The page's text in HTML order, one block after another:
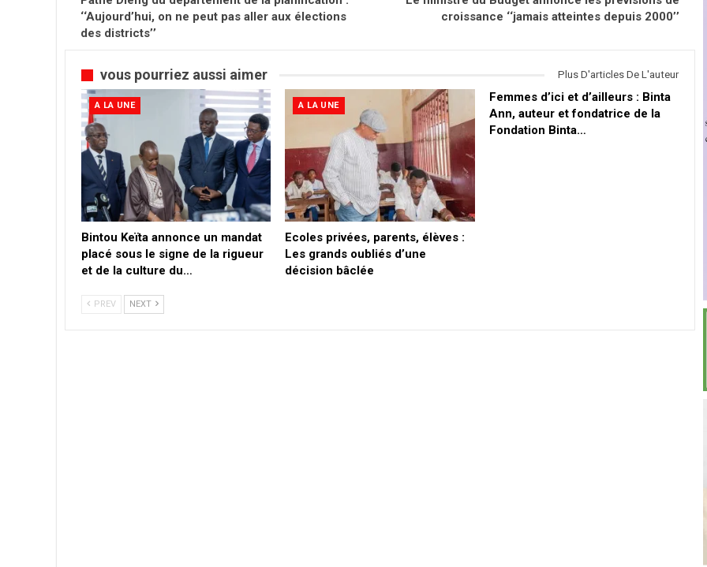
‘‘Aujourd’hui, on ne peut pas aller aux élections
des districts’’
croissance ‘‘jamais atteintes depuis 2000’’
vous pourriez aussi aimer Plus D'articles De L'auteur
A LA UNE
Bintou Keïta annonce un mandat
placé sous le signe de la rigueur
et de la culture du…
A LA UNE
Ecoles privées, parents, élèves :
Les grands oubliés d’une
décision bâclée
Femmes d’ici et d’ailleurs : Binta
Ann, auteur et fondatrice de la
Fondation Binta…
PREV NEXT